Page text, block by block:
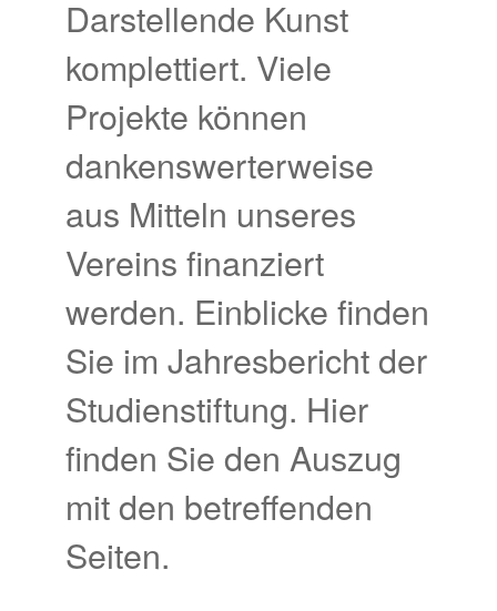
Darstellende Kunst
komplettiert. Viele
Projekte können
dankenswerterweise
aus Mitteln unseres
Vereins finanziert
werden. Einblicke finden
Sie im Jahresbericht der
Studienstiftung. Hier
finden Sie den Auszug
mit den betreffenden
Seiten.